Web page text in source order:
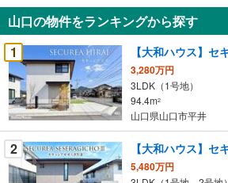
知
を
受
け
取
る
・
条
件
を
山口の物件をランキングから探す
1
3,280万円
3LDK（1号地）
94.4m2
山口県山口市平井
2
5,480万円